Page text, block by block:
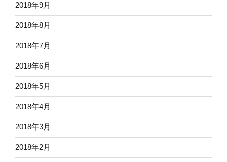
2018年9月
2018年8月
2018年7月
2018年6月
2018年5月
2018年4月
2018年3月
2018年2月